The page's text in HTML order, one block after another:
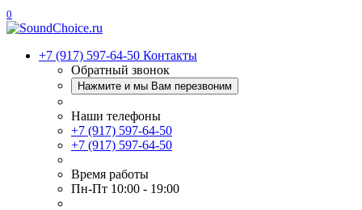
0
+7 (917) 597-64-50 Контакты
Обратный звонок
Нажмите и мы Вам перезвоним
Наши телефоны
+7 (917) 597-64-50
+7 (917) 597-64-50
Время работы
Пн-Пт 10:00 - 19:00